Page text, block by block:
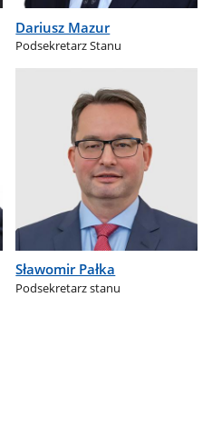
Dariusz Mazur
Podsekretarz Stanu
Sławomir Pałka
Podsekretarz stanu